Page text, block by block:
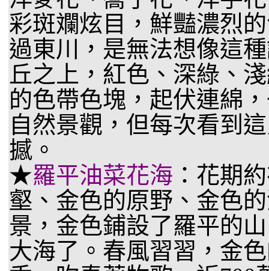
彩斑斕炫目，鮮豔濃烈
過東川，是無法想像這
丘之上，紅色、深綠、
的色帶色塊，起伏連綿
自然景觀，但每次看到
撼。
★羅平油菜花海 ：花期
壑、金色的原野、金色
景，金色鋪設了羅平的
大海了。春風習習，金